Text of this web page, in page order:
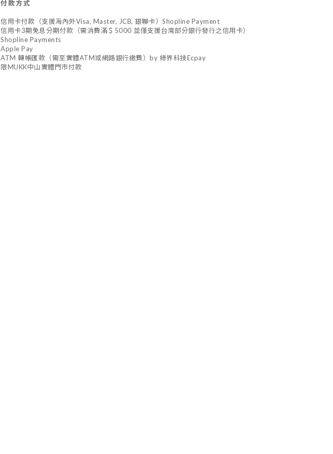
付款方式
信用卡付款（支援海內外Visa, Master, JCB, 銀聯卡）Shopline Payment
信用卡3期免息分期付款（需消費滿＄5000 並僅支援台灣部分銀行發行之信用卡）
Shopline Payments
Apple Pay
ATM 轉帳匯款（需至實體ATM或網路銀行繳費）by 綠界科技Ecpay
限MUKK中山實體門市付款